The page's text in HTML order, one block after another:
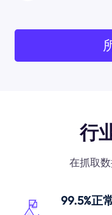
行
在抓取
99.5%正